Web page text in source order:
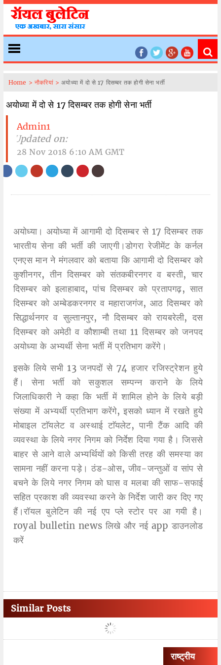
Home > नौकरियां >अयोध्या में दो से 17 दिसम्बर तक होगी सेना भर्ती
अयोध्या में दो से 17 दिसम्बर तक होगी सेना भर्ती
Admin1
| Updated on:
28 Nov 2018 6:10 AM GMT
अयोध्या। अयोध्या में आगामी दो दिसम्बर से 17 दिसम्बर तक
भारतीय सेना की भर्ती की जाएगी।डोगरा रेजीमेंट के कर्नल
एनएस मान ने मंगलवार को बताया कि आगामी दो दिसम्बर को
कुशीनगर, तीन दिसम्बर को संतकबीरनगर व बस्ती, चार
दिसम्बर को इलाहाबाद, पांच दिसम्बर को प्रतापगढ़, सात
दिसम्बर को अम्बेडकरनगर व महाराजगंज, आठ दिसम्बर को
सिद्धार्थनगर व सुल्तानपुर, नौ दिसम्बर को रायबरेली, दस
दिसम्बर को अमेठी व कौशाम्बी तथा 11 दिसम्बर को जनपद
अयोध्या के अभ्यर्थी सेना भर्ती में प्रतिभाग करेंगे।
इसके लिये सभी 13 जनपदों से 74 हजार रजिस्ट्रेशन हुये
हैं। सेना भर्ती को सकुशल सम्पन्न कराने के लिये
जिलाधिकारी ने कहा कि भर्ती में शामिल होने के लिये बड़ी
संख्या में अभ्यर्थी प्रतिभाग करेंगे, इसको ध्यान में रखते हुये
मोबाइल टाॅयलेट व अस्थाई टाॅयलेट, पानी टैंक आदि की
व्यवस्था के लिये नगर निगम को निर्देश दिया गया है। जिससे
बाहर से आने वाले अभ्यर्थियों को किसी तरह की समस्या का
सामना नहीं करना पड़े। ठंड-ओस, जीव-जन्तुओं व सांप से
बचने के लिये नगर निगम को घास व मलबा की साफ-सफाई
सहित प्रकाश की व्यवस्था करने के निर्देश जारी कर दिए गए
हैं।रॉयल बुलेटिन की नई एप प्ले स्टोर पर आ गयी है।
royal bulletin news लिखे और नई app डाउनलोड
करें
Similar Posts
राष्ट्रीय